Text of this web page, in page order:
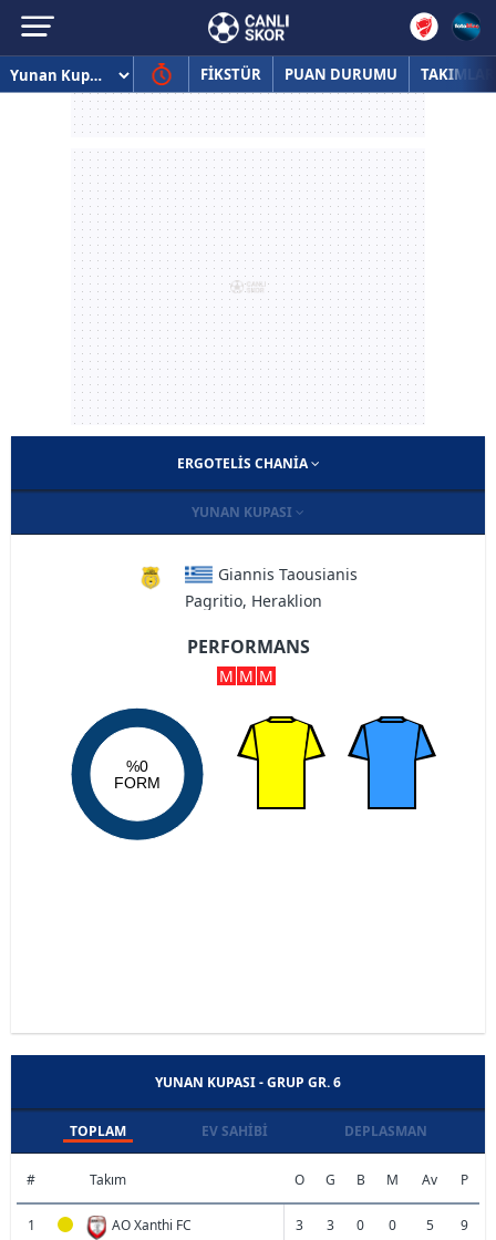
FİKSTÜR PUAN DURUMU TAKIMLAR
ERGOTELIS CHANIA
YUNAN KUPASI
Giannis Taousianis
Pagritio, Heraklion
PERFORMANS
M M M
%0
FORM
YUNAN KUPASI - GRUP GR. 6
TOPLAM EV SAHIBI DEPLASMAN
# Takım O G B M Av P
1 AO Xanthi FC 3 3 0 0 5 9